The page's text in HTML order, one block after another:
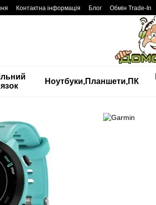
Контактна інформація Блог Обмін Trade-In
Ноутбуки,Планшети,ПК